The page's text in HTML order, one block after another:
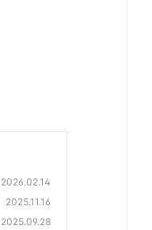
2026.02.14
2025.11.16
2025.09.28